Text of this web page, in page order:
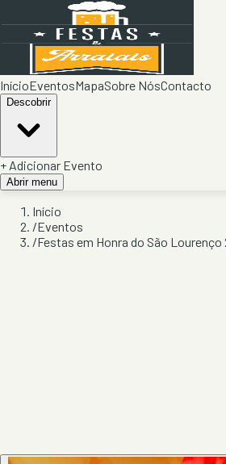
InícioEventosMapaSobre NósContacto
Descobrir
+ Adicionar Evento
Abrir menu
Início
/Eventos
/Festas em Honra do São